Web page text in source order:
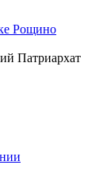
Рощино
Патриархат